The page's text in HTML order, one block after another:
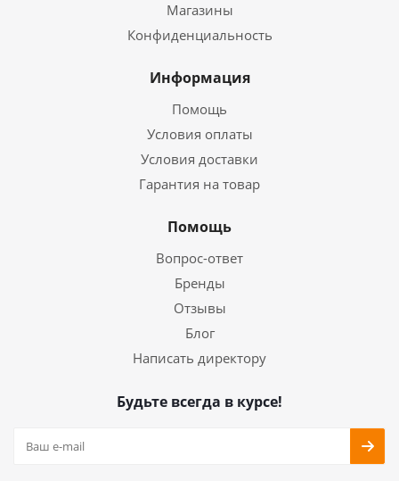
Магазины
Конфиденциальность
Информация
Помощь
Условия оплаты
Условия доставки
Гарантия на товар
Помощь
Вопрос-ответ
Бренды
Отзывы
Блог
Написать директору
Будьте всегда в курсе!